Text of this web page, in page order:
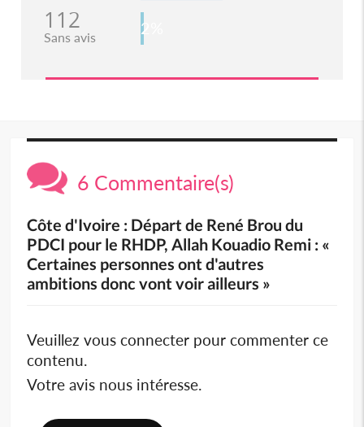
112
Sans avis 2%
6 Commentaire(s)
Côte d'Ivoire : Départ de René Brou du
PDCI pour le RHDP, Allah Kouadio Remi : «
Certaines personnes ont d'autres
ambitions donc vont voir ailleurs »
Veuillez vous connecter pour commenter ce
contenu.
Votre avis nous intéresse.